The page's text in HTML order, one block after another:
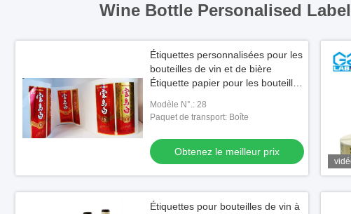
Wine Bottle Personalised
Étiquettes personnalisées pour les
bouteilles de vin et de bière
Étiquette papier pour les bouteilles
Modèle N°.: 28
Paquet de transport: Boîte
Obtenez le meilleur prix
Étiquettes pour bouteilles de vin à